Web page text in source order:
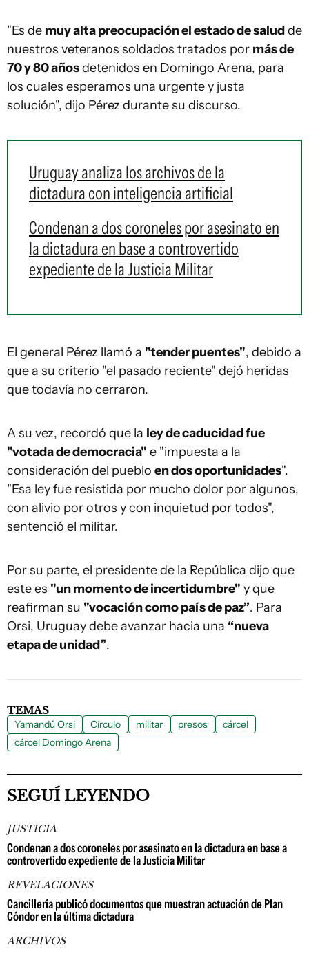
"Es de muy alta preocupación el estado de saludde
nuestros veteranos soldados tratados por más de
70 y 80 añosdetenidos en Domingo Arena, para
los cuales esperamos una urgente y justa
solución", dijo Pérez durante su discurso.
Uruguay analiza los archivos de la
dictadura con inteligencia artificial
Condenan a dos coroneles por asesinato en
la dictadura en base a controvertido
expediente de la Justicia Militar
El general Pérez llamó a "tender puentes", debido a
que a su criterio "el pasado reciente" dejó heridas
que todavía no cerraron.
A su vez, recordó que la ley de caducidad fue
"votada de democracia" e "impuesta a la
consideración del pueblo en dos oportunidades".
"Esa ley fue resistida por mucho dolor por algunos,
con alivio por otros y con inquietud por todos",
sentenció el militar.
Por su parte, el presidente de la República dijo que
este es "un momento de incertidumbre" y que
reafirman su "vocación como país de paz”. Para
Orsi, Uruguay debe avanzar hacia una “nueva
etapa de unidad”.
TEMAS
Yamandú Orsi Círculo militar presos
cárcel
cárcel Domingo Arena
SEGUÍ LEYENDO
JUSTICIA
Condenan a dos coroneles por asesinato en la dictadura en base a
controvertido expediente de la Justicia Militar
REVELACIONES
Cancillería publicó documentos que muestran actuación de Plan
Cóndor en la última dictadura
ARCHIVOS